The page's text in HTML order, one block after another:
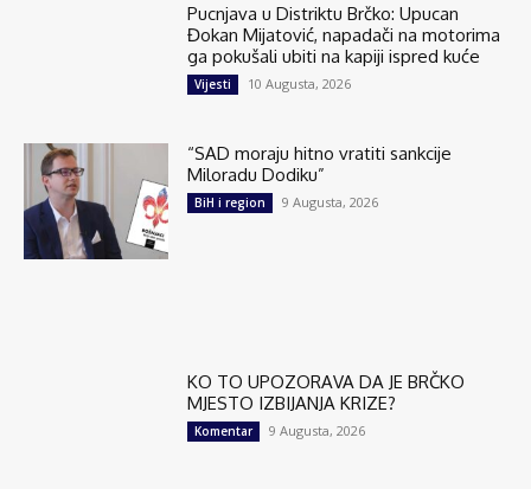
Pucnjava u Distriktu Brčko: Upucan
Đokan Mijatović, napadači na motorima
ga pokušali ubiti na kapiji ispred kuće
Vijesti 10 Augusta, 2026
“SAD moraju hitno vratiti sankcije
Miloradu Dodiku”
BiH i region 9 Augusta, 2026
KO TO UPOZORAVA DA JE BRČKO
MJESTO IZBIJANJA KRIZE?
Komentar 9 Augusta, 2026